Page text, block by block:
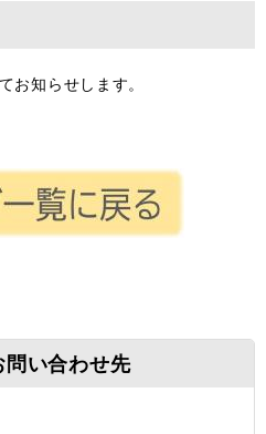
お知らせします。
問い合わせ先